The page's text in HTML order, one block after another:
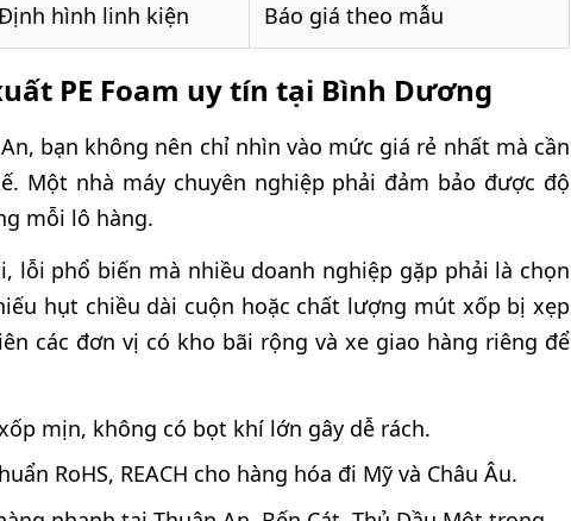
hình linh kiện Báo giá theo mẫu
PE Foam uy tín tại Bình Dương
bạn không nên chỉ nhìn vào mức giá rẻ nhất mà cần
Một nhà máy chuyên nghiệp phải đảm bảo được độ
mỗi lô hàng.
lỗi phổ biến mà nhiều doanh nghiệp gặp phải là chọn
hụt chiều dài cuộn hoặc chất lượng mút xốp bị xẹp
các đơn vị có kho bãi rộng và xe giao hàng riêng để
mịn, không có bọt khí lớn gây dễ rách.
RoHS, REACH cho hàng hóa đi Mỹ và Châu Âu.